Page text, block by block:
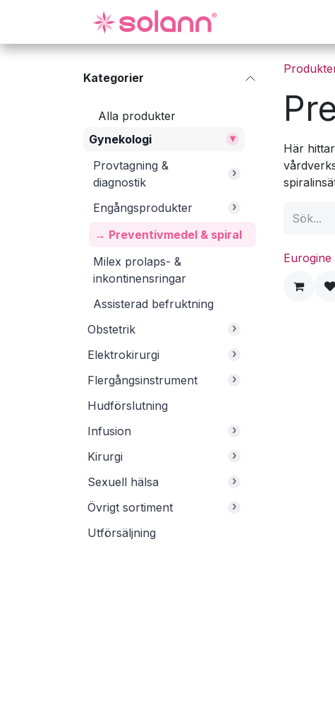
Kategorier
Alla produkter
Gynekologi
▾
Provtagning &
diagnostik
›
Engångsprodukter ›
→ Preventivmedel & spiral
Milex prolaps- &
inkontinensringar
Assisterad befruktning
Obstetrik
›
Elektrokirurgi ›
Flergångsinstrument ›
Hudförslutning
Infusion
›
Kirurgi ›
Sexuell hälsa ›
Övrigt sortiment ›
Utförsäljning
Här